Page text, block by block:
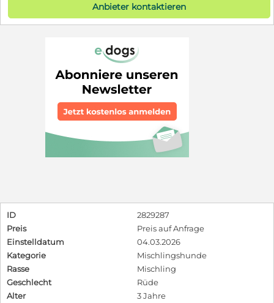
Anbieter kontaktieren
ID
2829287
Preis
Preis auf Anfrage
Einstelldatum
04.03.2026
Kategorie
Mischlingshunde
Rasse
Mischling
Geschlecht
Rüde
Alter
3 Jahre